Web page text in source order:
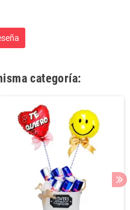
categoría: